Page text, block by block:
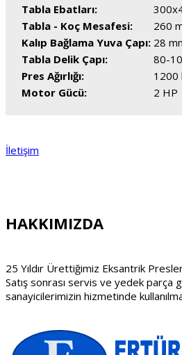
Tabla Ebatları:
Tabla - Koç Mesafesi:
260
Kalıp Bağlama Yuva Çapı: 28
Tabla Delik Çapı:
80-
Pres Ağırlığı:
1200
Motor Gücü:
2 HP
İletişim
HAKKIMIZDA
25 Yıldır Ürettiğimiz Eksantrik
Satış sonrası servis ve yedek parça
sanayicilerimizin hizmetinde